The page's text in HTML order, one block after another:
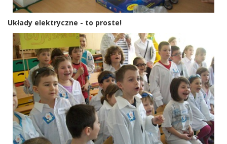
Układy elektryczne - to proste!